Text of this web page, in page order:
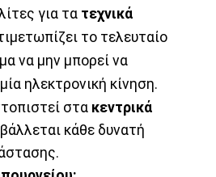
για τα τεχνικά
το τελευταίο
να μην μπορεί να
ηλεκτρονική κίνηση.
στα κεντρικά
κάθε δυνατή